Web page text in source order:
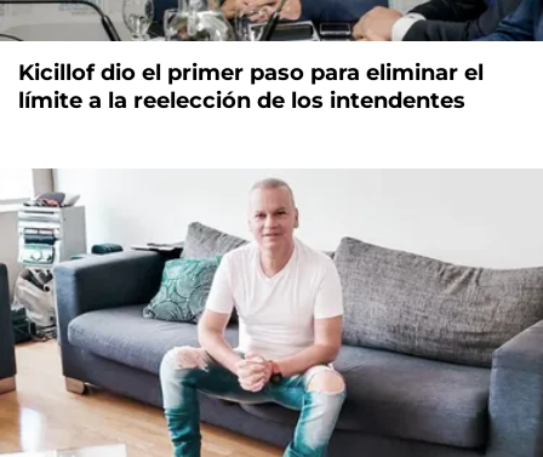
Kicillof dio el primer paso para eliminar el
límite a la reelección de los intendentes